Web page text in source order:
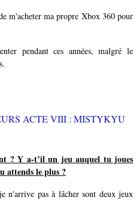
m'acheter ma propre Xbox 360 pour
pendant ces années, malgré le
? Y a-t’il un jeu auquel tu joues
attends le plus ?
n'arrive pas à lâcher sont deux jeux